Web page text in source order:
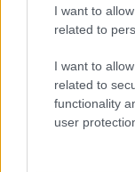
I want to
related to
I want to
related to
functionality
user
Megrázó: